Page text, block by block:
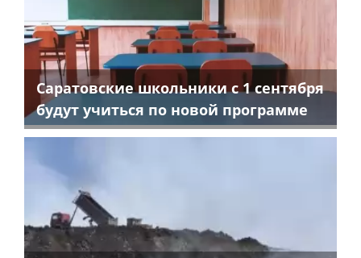
Саратовские школьники с 1 сентября
будут учиться по новой программе